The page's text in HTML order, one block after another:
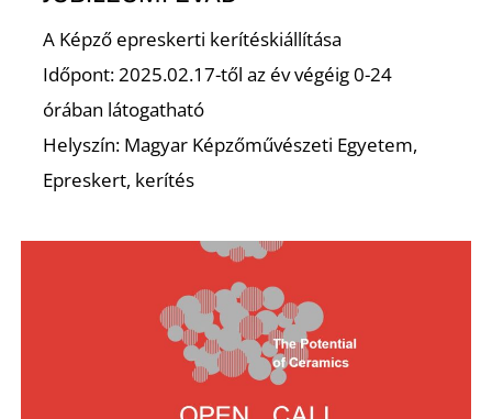
A Képző epreskerti kerítéskiállítása
Időpont: 2025.02.17-től az év végéig 0-24
órában látogatható
Helyszín: Magyar Képzőművészeti Egyetem,
Epreskert, kerítés